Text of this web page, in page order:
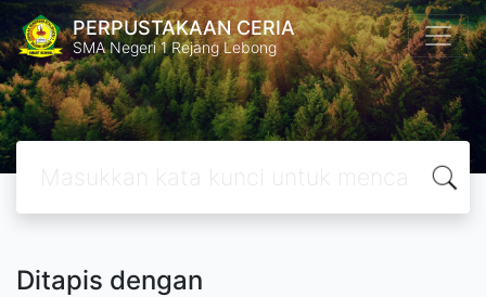
PERPUSTAKAAN CERIA
SMA Negeri 1 Rejang Lebong
Ditapis dengan